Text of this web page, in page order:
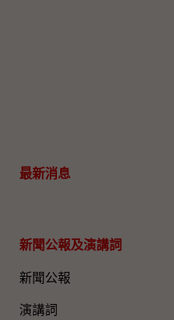
最新消息
新聞公報及演講詞
新聞公報
演講詞